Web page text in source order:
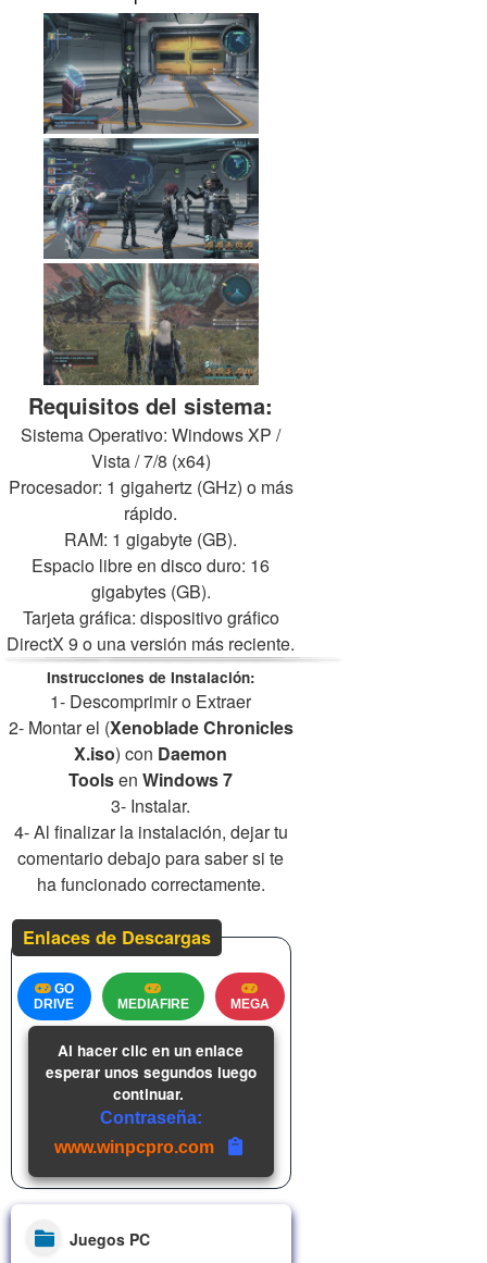
Requisitos del sistema:
Sistema Operativo: Windows XP /
Vista / 7/8 (x64)
Procesador: 1 gigahertz (GHz) o más
rápido.
RAM: 1 gigabyte (GB).
Espacio libre en disco duro: 16
gigabytes (GB).
Tarjeta gráfica: dispositivo gráfico
DirectX 9 o una versión más reciente.
Instrucciones de Instalación:
1- Descomprimir o Extraer
2- Montar el (Xenoblade Chronicles
X.iso) con Daemon
ToolsenWindows 7
3- Instalar.
4- Al finalizar la instalación, dejar tu
comentario debajo para saber si te
ha funcionado correctamente.
Enlaces de Descargas
GO
DRIVE
MEDIAFIRE MEGA
Al hacer clic en un enlace
esperar unos segundos luego
continuar.
Contraseña:
www.winpcpro.com
Juegos PC